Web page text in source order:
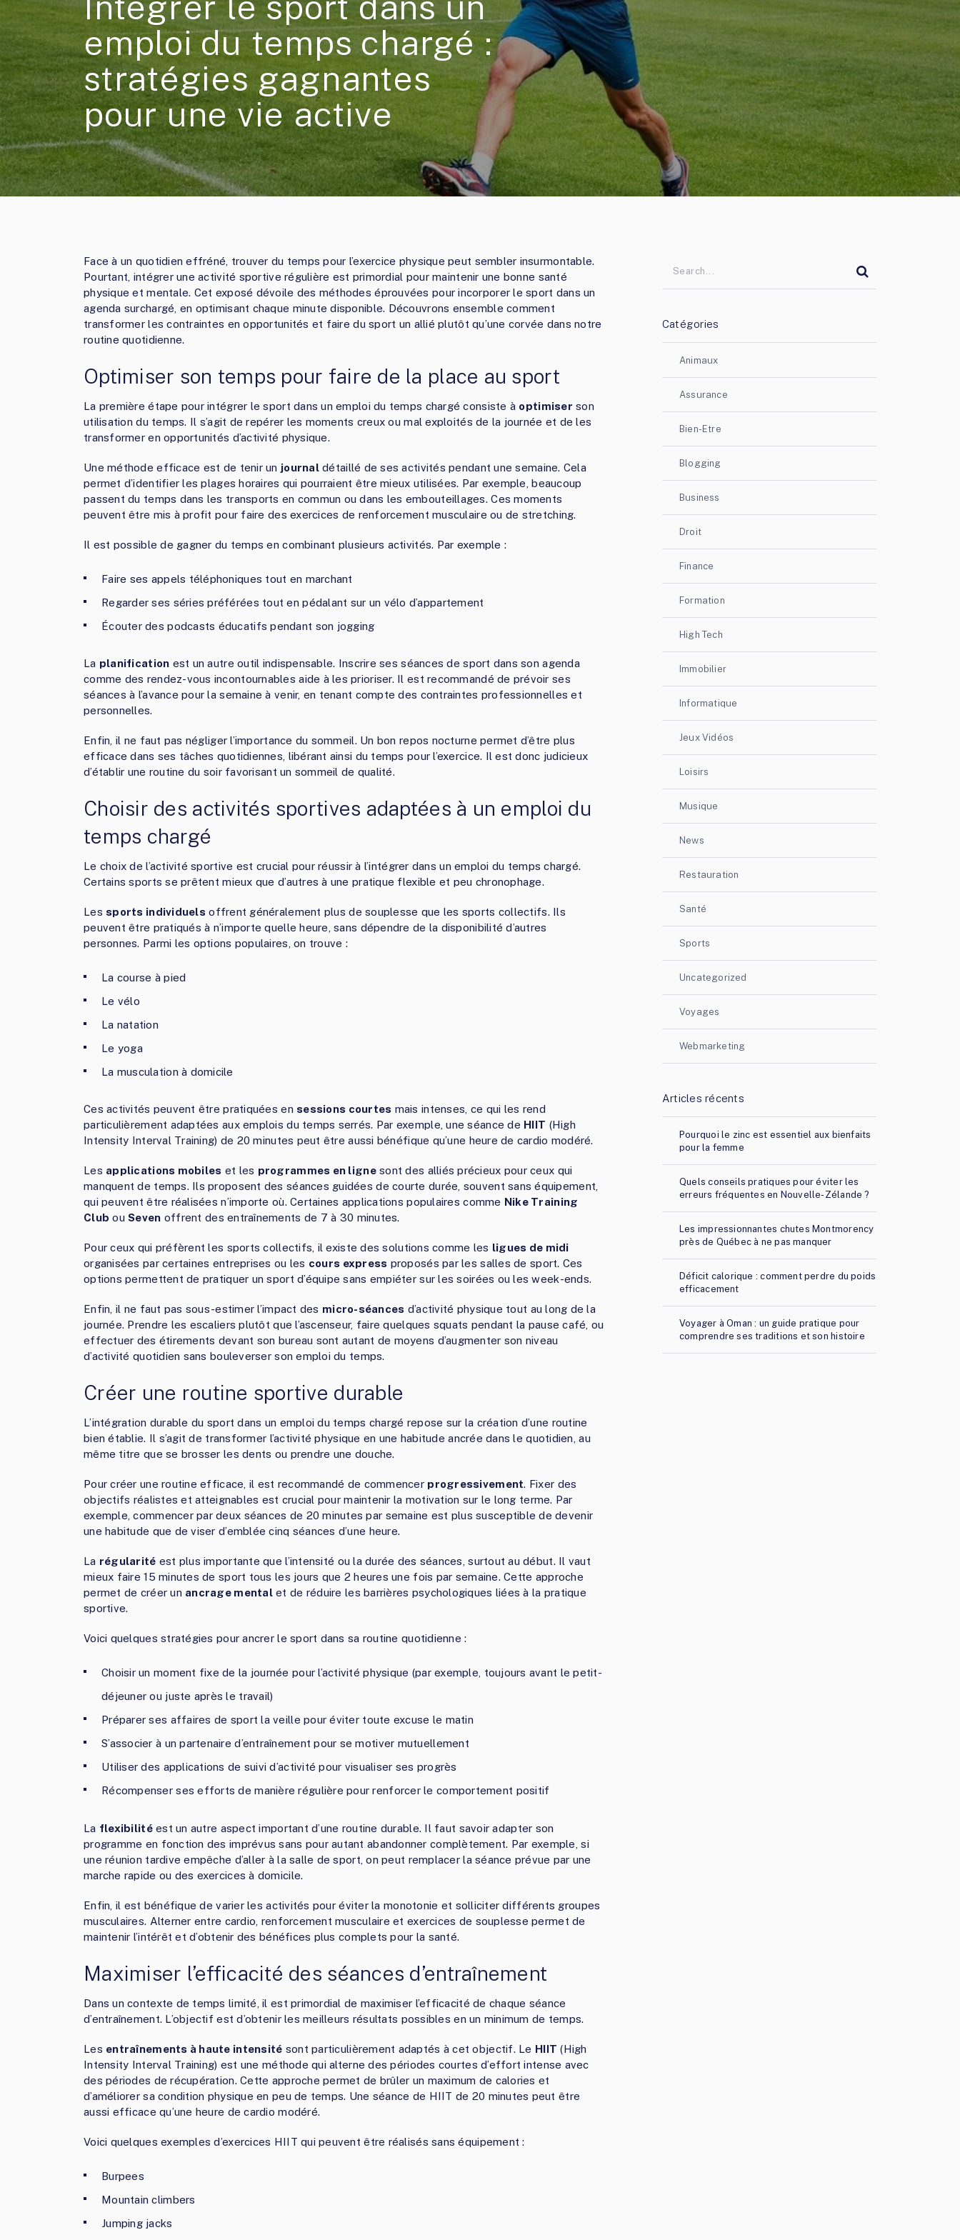
emploi du temps chargé :
stratégies gagnantes
pour une vie active
Face à un quotidien effréné, trouver du temps pour l’exercice physique peut sembler insurmontable.
Pourtant, intégrer une activité sportive régulière est primordial pour maintenir une bonne santé
physique et mentale. Cet exposé dévoile des méthodes éprouvées pour incorporer le sport dans un
agenda surchargé, en optimisant chaque minute disponible. Découvrons ensemble comment
transformer les contraintes en opportunités et faire du sport un allié plutôt qu’une corvée dans notre
routine quotidienne.
Optimiser son temps pour faire de la place au sport
La première étape pour intégrer le sport dans un emploi du temps chargé consiste à optimiser son
utilisation du temps. Il s’agit de repérer les moments creux ou mal exploités de la journée et de les
transformer en opportunités d’activité physique.
Une méthode efficace est de tenir un journaldétaillé de ses activités pendant une semaine. Cela
permet d’identifier les plages horaires qui pourraient être mieux utilisées. Par exemple, beaucoup
passent du temps dans les transports en commun ou dans les embouteillages. Ces moments
peuvent être mis à profit pour faire des exercices de renforcement musculaire ou de stretching.
Il est possible de gagner du temps en combinant plusieurs activités. Par exemple :
Faire ses appels téléphoniques tout en marchant
Regarder ses séries préférées tout en pédalant sur un vélo d’appartement
Écouter des podcasts éducatifs pendant son jogging
La planification est un autre outil indispensable. Inscrire ses séances de sport dans son agenda
comme des rendez-vous incontournables aide à les prioriser. Il est recommandé de prévoir ses
séances à l’avance pour la semaine à venir, en tenant compte des contraintes professionnelles et
personnelles.
Enfin, il ne faut pas négliger l’importance du sommeil. Un bon repos nocturne permet d’être plus
efficace dans ses tâches quotidiennes, libérant ainsi du temps pour l’exercice. Il est donc judicieux
d’établir une routine du soir favorisant un sommeil de qualité.
Choisir des activités sportives adaptées à un emploi du
temps chargé
Le choix de l’activité sportive est crucial pour réussir à l’intégrer dans un emploi du temps chargé.
Certains sports se prêtent mieux que d’autres à une pratique flexible et peu chronophage.
Les sports individuels offrent généralement plus de souplesse que les sports collectifs. Ils
peuvent être pratiqués à n’importe quelle heure, sans dépendre de la disponibilité d’autres
personnes. Parmi les options populaires, on trouve :
La course à pied
Le vélo
La natation
Le yoga
La musculation à domicile
Ces activités peuvent être pratiquées en sessions courtes mais intenses, ce qui les rend
particulièrement adaptées aux emplois du temps serrés. Par exemple, une séance de HIIT (High
Intensity Interval Training) de 20 minutes peut être aussi bénéfique qu’une heure de cardio modéré.
Les applications mobiles et les programmes en lignesont des alliés précieux pour ceux qui
manquent de temps. Ils proposent des séances guidées de courte durée, souvent sans équipement,
qui peuvent être réalisées n’importe où. Certaines applications populaires comme Nike Training
Club ouSeven offrent des entraînements de 7 à 30 minutes.
Pour ceux qui préfèrent les sports collectifs, il existe des solutions comme les ligues de midi
organisées par certaines entreprises ou les cours express proposés par les salles de sport. Ces
options permettent de pratiquer un sport d’équipe sans empiéter sur les soirées ou les week-ends.
Enfin, il ne faut pas sous-estimer l’impact des micro-séances d’activité physique tout au long de la
journée. Prendre les escaliers plutôt que l’ascenseur, faire quelques squats pendant la pause café, ou
effectuer des étirements devant son bureau sont autant de moyens d’augmenter son niveau
d’activité quotidien sans bouleverser son emploi du temps.
Créer une routine sportive durable
L’intégration durable du sport dans un emploi du temps chargé repose sur la création d’une routine
bien établie. Il s’agit de transformer l’activité physique en une habitude ancrée dans le quotidien, au
même titre que se brosser les dents ou prendre une douche.
Pour créer une routine efficace, il est recommandé de commencer progressivement. Fixer des
objectifs réalistes et atteignables est crucial pour maintenir la motivation sur le long terme. Par
exemple, commencer par deux séances de 20 minutes par semaine est plus susceptible de devenir
une habitude que de viser d’emblée cinq séances d’une heure.
La régularité est plus importante que l’intensité ou la durée des séances, surtout au début. Il vaut
mieux faire 15 minutes de sport tous les jours que 2 heures une fois par semaine. Cette approche
permet de créer un ancrage mentalet de réduire les barrières psychologiques liées à la pratique
sportive.
Voici quelques stratégies pour ancrer le sport dans sa routine quotidienne :
Choisir un moment fixe de la journée pour l’activité physique (par exemple, toujours avant le petit-
déjeuner ou juste après le travail)
Préparer ses affaires de sport la veille pour éviter toute excuse le matin
S’associer à un partenaire d’entraînement pour se motiver mutuellement
Utiliser des applications de suivi d’activité pour visualiser ses progrès
Récompenser ses efforts de manière régulière pour renforcer le comportement positif
La flexibilitéest un autre aspect important d’une routine durable. Il faut savoir adapter son
programme en fonction des imprévus sans pour autant abandonner complètement. Par exemple, si
une réunion tardive empêche d’aller à la salle de sport, on peut remplacer la séance prévue par une
marche rapide ou des exercices à domicile.
Enfin, il est bénéfique de varier les activités pour éviter la monotonie et solliciter différents groupes
musculaires. Alterner entre cardio, renforcement musculaire et exercices de souplesse permet de
maintenir l’intérêt et d’obtenir des bénéfices plus complets pour la santé.
Maximiser l’efficacité des séances d’entraînement
Dans un contexte de temps limité, il est primordial de maximiser l’efficacité de chaque séance
d’entraînement. L’objectif est d’obtenir les meilleurs résultats possibles en un minimum de temps.
Les entraînements à haute intensité sont particulièrement adaptés à cet objectif. Le HIIT (High
Intensity Interval Training) est une méthode qui alterne des périodes courtes d’effort intense avec
des périodes de récupération. Cette approche permet de brûler un maximum de calories et
d’améliorer sa condition physique en peu de temps. Une séance de HIIT de 20 minutes peut être
aussi efficace qu’une heure de cardio modéré.
Voici quelques exemples d’exercices HIIT qui peuvent être réalisés sans équipement :
Burpees
Mountain climbers
Jumping jacks
Catégories
Animaux
Assurance
Bien-Etre
Blogging
Business
Droit
Finance
Formation
High Tech
Immobilier
Informatique
Jeux Vidéos
Loisirs
Musique
News
Restauration
Santé
Sports
Uncategorized
Voyages
Webmarketing
Articles récents
Pourquoi le zinc est essentiel aux bienfaits
pour la femme
Quels conseils pratiques pour éviter les
erreurs fréquentes en Nouvelle-Zélande ?
Les impressionnantes chutes Montmorency
près de Québec à ne pas manquer
Déficit calorique : comment perdre du poids
efficacement
Voyager à Oman : un guide pratique pour
comprendre ses traditions et son histoire